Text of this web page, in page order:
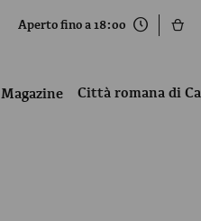
Aperto fino a 18:00
Magazine Città romana di